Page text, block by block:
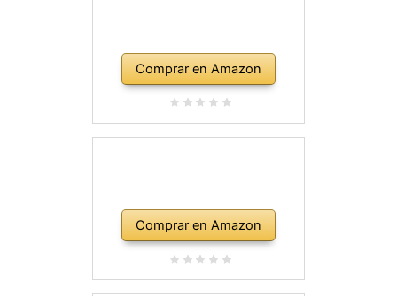
Comprar en Amazon
Comprar en Amazon